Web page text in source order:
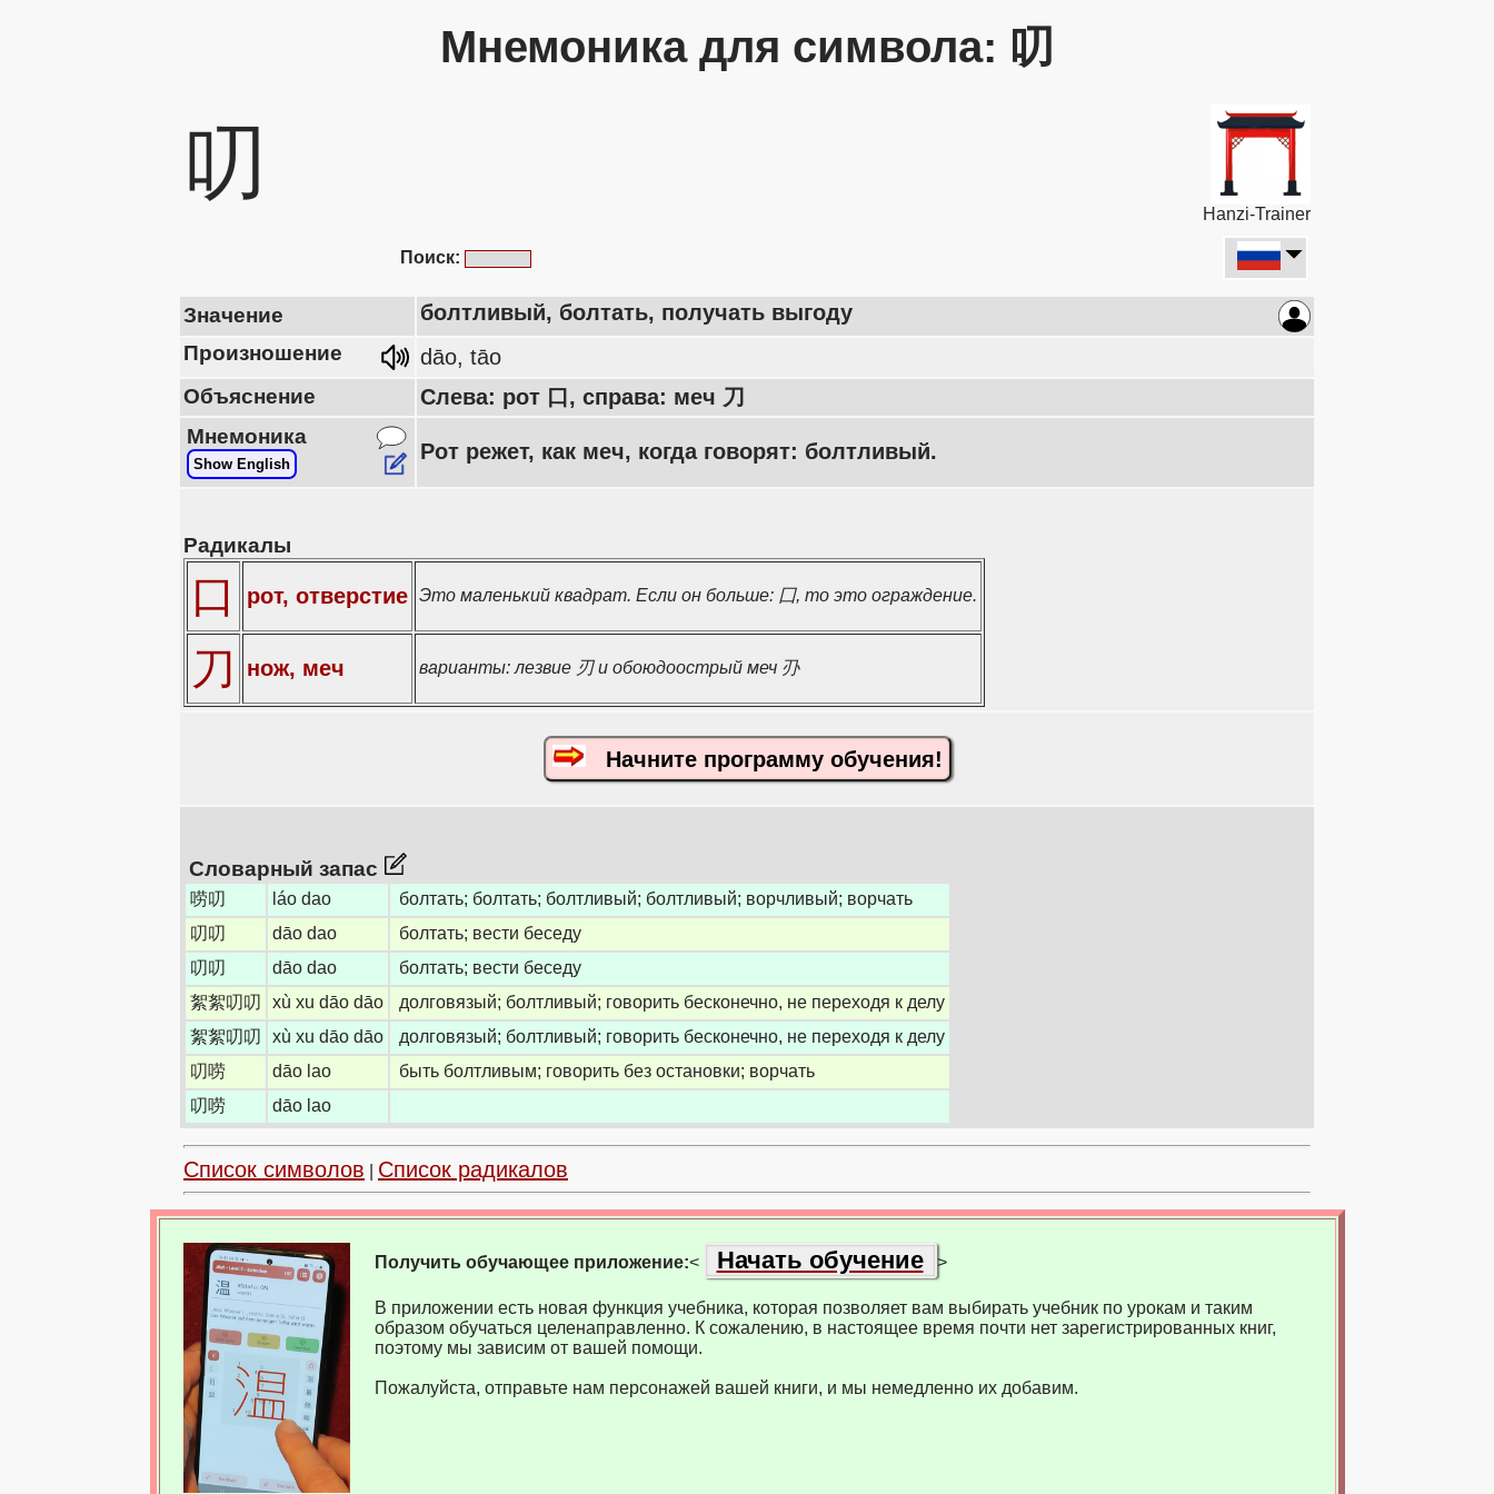
Мнемоника для символа: 叨
叨
Hanzi-Trainer
Поиск:
Значение болтливый, болтать, получать выгоду
Произношение dāo, tāo
Объяснение Слева: рот 口, справа: меч 刀
Мнемоника
Show English
Рот режет, как меч, когда говорят: болтливый.
Радикалы
口 рот, отверстие Это маленький квадрат. Если он больше: 囗, то это ограждение.
刀 нож, меч варианты: лезвие 刃 и обоюдоострый меч 刅
Начните программу обучения!
Словарный запас
唠叨 láo dao
болтать; болтать; болтливый; болтливый; ворчливый; ворчать
叨叨
dāo dao
болтать; вести беседу
叨叨
dāo dao
болтать; вести беседу
絮絮叨叨
xù xu dāo dāo
долговязый; болтливый; говорить бесконечно, не переходя к делу
絮絮叨叨
xù xu dāo dāo
долговязый; болтливый; говорить бесконечно, не переходя к делу
叨唠
dāo lao
быть болтливым; говорить без остановки; ворчать
叨唠
dāo lao
Список символов Список радикалов
Получить обучающее приложение:< Начать обучение >
В приложении есть новая функция учебника, которая позволяет вам выбирать учебник по урокам и таким
образом обучаться целенаправленно. К сожалению, в настоящее время почти нет зарегистрированных книг,
поэтому мы зависим от вашей помощи.
Пожалуйста, отправьте нам персонажей вашей книги, и мы немедленно их добавим.